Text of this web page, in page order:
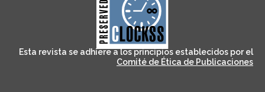
CLOCKSS is a dak archive that
ensures the long-term survival
of web-based scholary
publications, governed by and for
its stakeholders.
Esta revista se adhiere a los principios establecidos por el
Comité de Ética de Publicaciones